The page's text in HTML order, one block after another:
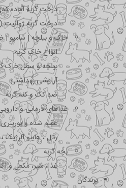
درخت گربه آماده
درخت گربه ژوانیت
خاک و بیلچه | شامپو
انواع خاک گربه
بیلچه و سطل خاک
آرایشی بهداشتی
ضد کک و کنه گربه
غذاهای درمانی و
عقیم شده و یورینری
رنال ، هایپو
بچه گربه
غذا، شیر، مکمل و
پرندگان